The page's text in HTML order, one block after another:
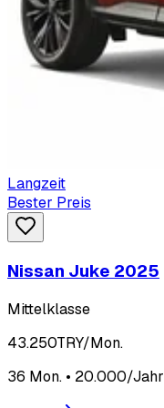
Langzeit
Bester Preis
Nissan Juke 2025
Mittelklasse
43.250TRY/Mon.
36 Mon. • 20.000/Jahr